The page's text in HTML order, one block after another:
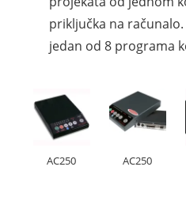
priključka na
jedan od 8 programa
AC250 AC250